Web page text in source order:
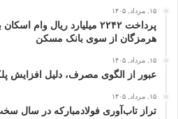
۱۵, مرداد, ۱۴۰۵
پرداخت ۲۲۴۲ میلیارد ریال
هرمزگان از سوی بانک مسکن
۱۵, مرداد, ۱۴۰۵
عبور از الگوی مصرف، دلیل افزایش
۱۵, مرداد, ۱۴۰۵
تراز تاب‌آوری فولادمبارکه در سال سخت